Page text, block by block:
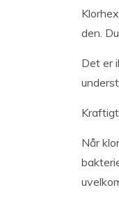
den.
Det er
Når